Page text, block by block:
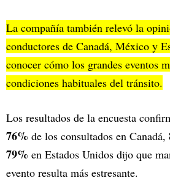
La compañía también relevó la
conductores de Canadá, México y
conocer cómo los grandes eventos
condiciones habituales del tránsito.
Los resultados de la encuesta
76% de los consultados en Canadá,
79% en Estados Unidos dijo que
evento resulta más estresante.